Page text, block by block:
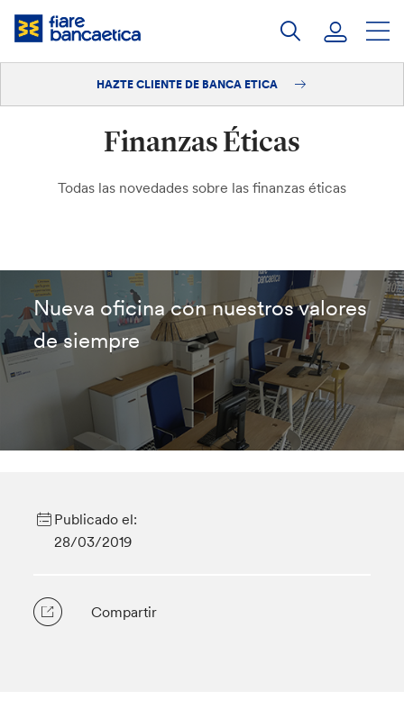
Saltar
HAZTE CLIENTE DE BANCA ETICA
Finanzas Éticas
Todas las novedades sobre las finanzas éticas
Nueva oficina con nuestros valores
de siempre
Publicado el:
28/03/2019
Compartir